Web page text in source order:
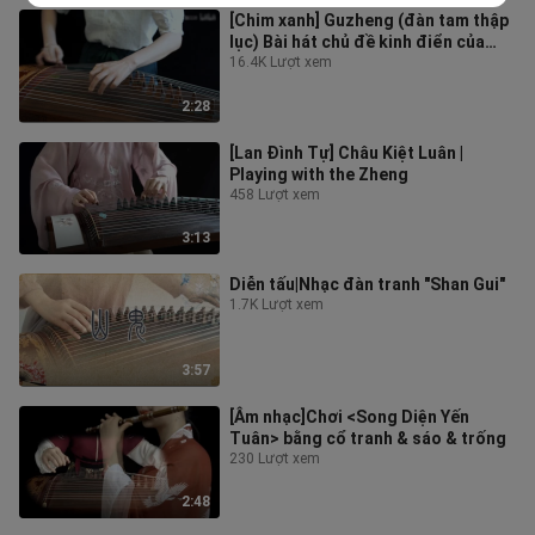
2:28
[Chim xanh] Guzheng (đàn tam thập
lục) Bài hát chủ đề kinh điển của
Naruto, siêu bỏng tay!
16.4K Lượt xem
3:13
[Lan Đình Tự] Châu Kiệt Luân |
Playing with the Zheng
458 Lượt xem
3:57
Diễn tấu|Nhạc đàn tranh "Shan Gui"
1.7K Lượt xem
2:48
[Âm nhạc]Chơi <Song Diện Yến
Tuân> bằng cổ tranh & sáo & trống
230 Lượt xem